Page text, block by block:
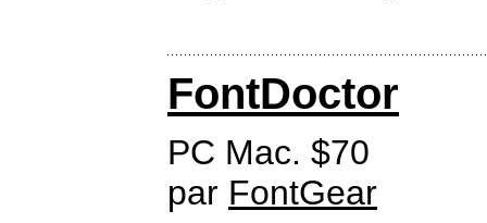
FontDoctor
PC Mac. $70
par FontGear